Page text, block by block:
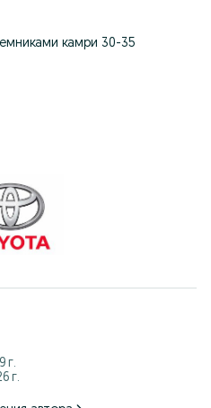
камри 30-35
г.
г.